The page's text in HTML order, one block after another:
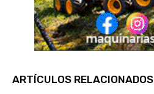
ARTÍCULOS RELACIONADOS